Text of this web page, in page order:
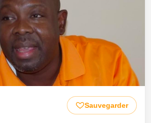
Sauvegarder